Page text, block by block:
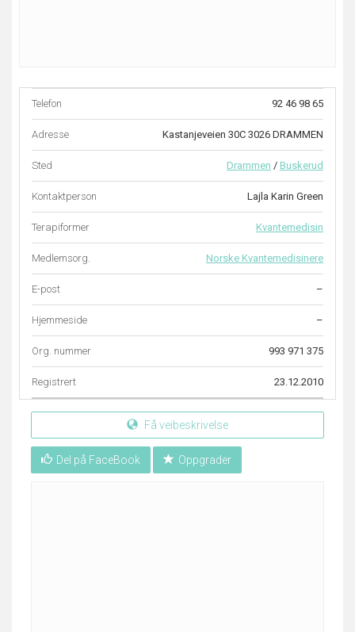
Telefon 92 46 98 65
Adresse Kastanjeveien 30C 3026 DRAMMEN
Sted Drammen / Buskerud
Kontaktperson Lajla Karin Green
Terapiformer Kvantemedisin
Medlemsorg. Norske Kvantemedisinere
E-post –
Hjemmeside –
Org. nummer 993 971 375
Registrert 23.12.2010
Få veibeskrivelse
Del på FaceBook Oppgrader